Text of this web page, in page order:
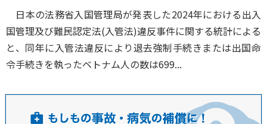
日本の法務省入国管理局が発表した2024年における出入
国管理及び難民認定法(入管法)違反事件に関する統計による
と、同年に入管法違反により退去強制手続きまたは出国命
令手続きを執ったベトナム人の数は699...